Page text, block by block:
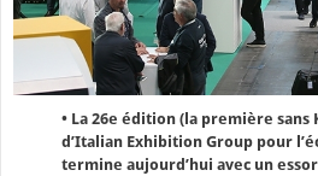
• La 26e édition (la première sans
d’Italian Exhibition Group pour
termine aujourd’hui avec un